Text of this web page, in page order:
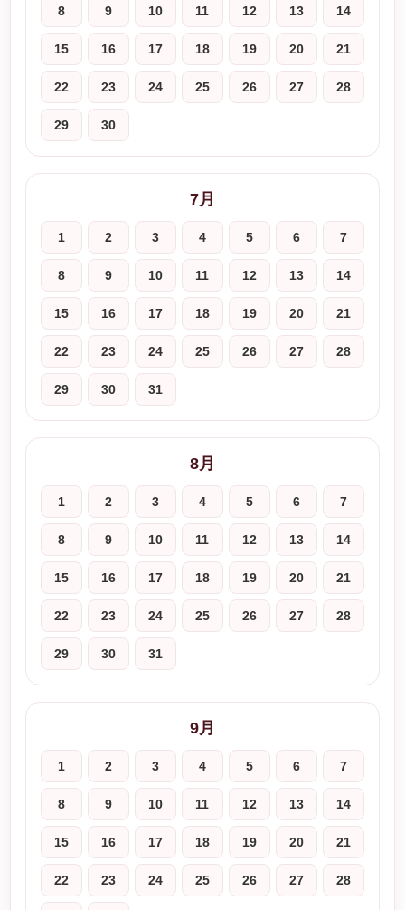
8 9 10 11 12 13 14
15 16 17 18 19 20 21
22 23 24 25 26 27 28
29 30
7月
1 2 3 4 5 6 7
8 9 10 11 12 13 14
15 16 17 18 19 20 21
22 23 24 25 26 27 28
29 30 31
8月
1 2 3 4 5 6 7
8 9 10 11 12 13 14
15 16 17 18 19 20 21
22 23 24 25 26 27 28
29 30 31
9月
1 2 3 4 5 6 7
8 9 10 11 12 13 14
15 16 17 18 19 20 21
22 23 24 25 26 27 28